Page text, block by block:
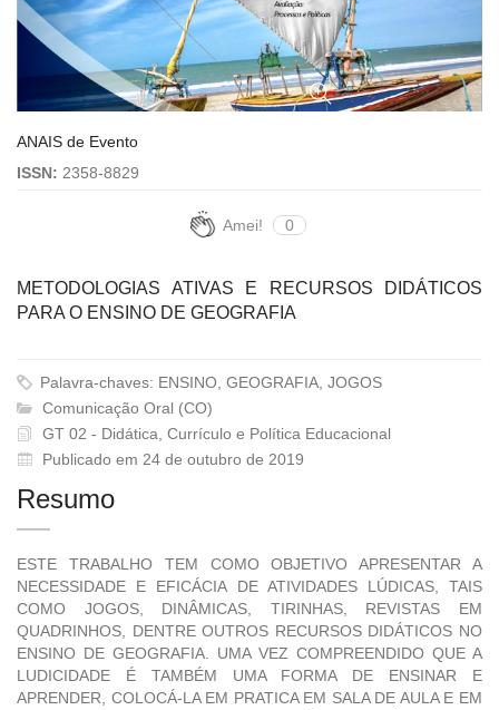
ANAIS de Evento
ISSN: 2358-8829
Amei! 0
METODOLOGIAS ATIVAS E RECURSOS DIDÁTICOS
PARA O ENSINO DE GEOGRAFIA
Palavra-chaves: ENSINO, GEOGRAFIA, JOGOS
Comunicação Oral (CO)
GT 02 - Didática, Currículo e Política Educacional
Publicado em 24 de outubro de 2019
Resumo
ESTE TRABALHO TEM COMO OBJETIVO APRESENTAR A
NECESSIDADE E EFICÁCIA DE ATIVIDADES LÚDICAS, TAIS
COMO JOGOS, DINÂMICAS, TIRINHAS, REVISTAS EM
QUADRINHOS, DENTRE OUTROS RECURSOS DIDÁTICOS NO
ENSINO DE GEOGRAFIA. UMA VEZ COMPREENDIDO QUE A
LUDICIDADE É TAMBÉM UMA FORMA DE ENSINAR E
APRENDER, COLOCÁ-LA EM PRATICA EM SALA DE AULA E EM